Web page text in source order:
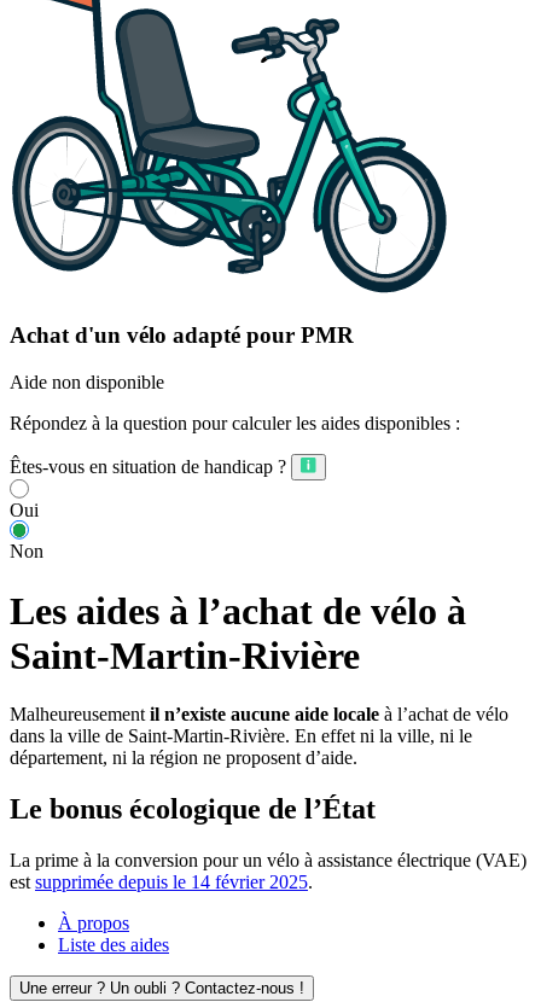
Achat d'un vélo adapté pour PMR
Aide non disponible
Répondez à la question pour calculer les aides disponibles :
Êtes-vous en situation de handicap ?
Oui
Non
Les aides à l’achat de vélo à
Saint-Martin-Rivière
Malheureusement il n’existe aucune aide locale à l’achat de vélo
dans la ville de Saint-Martin-Rivière. En effet ni la ville, ni le
département, ni la région ne proposent d’aide.
Le bonus écologique de l’État
La prime à la conversion pour un vélo à assistance électrique (VAE)
est supprimée depuis le 14 février 2025.
À propos
Liste des aides
Une erreur ? Un oubli ? Contactez-nous !